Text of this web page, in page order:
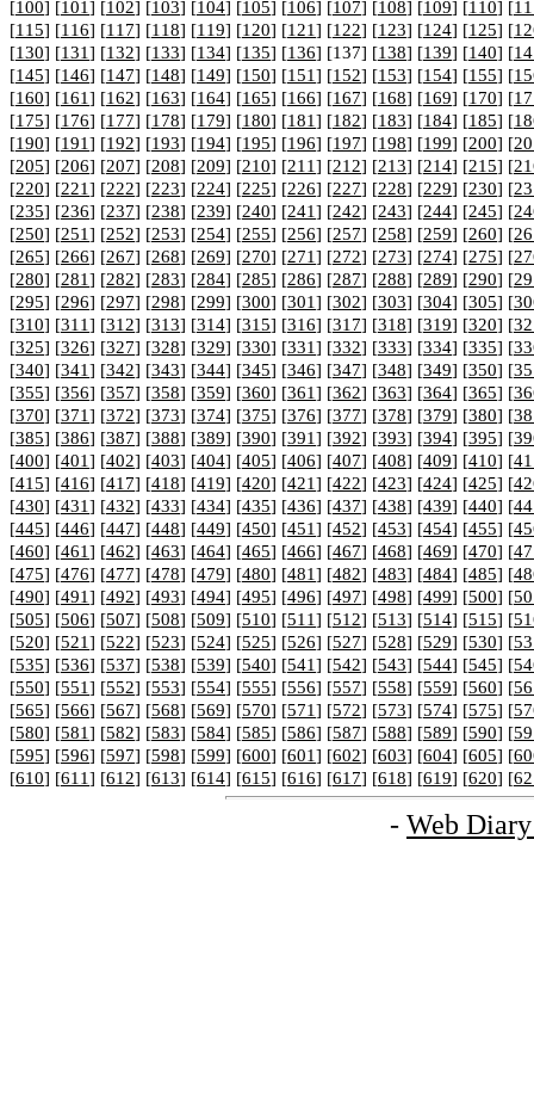
[100] [101] [102] [103] [104] [105] [106] [107] [108] [109] [110] [
[115] [116] [117] [118] [119] [120] [121] [122] [123] [124] [125] [
[130] [131] [132] [133] [134] [135] [136] [137] [138] [139] [140] [
[145] [146] [147] [148] [149] [150] [151] [152] [153] [154] [155] [
[160] [161] [162] [163] [164] [165] [166] [167] [168] [169] [170] [
[175] [176] [177] [178] [179] [180] [181] [182] [183] [184] [185] [
[190] [191] [192] [193] [194] [195] [196] [197] [198] [199] [200] [
[205] [206] [207] [208] [209] [210] [211] [212] [213] [214] [215] [
[220] [221] [222] [223] [224] [225] [226] [227] [228] [229] [230] [
[235] [236] [237] [238] [239] [240] [241] [242] [243] [244] [245] [
[250] [251] [252] [253] [254] [255] [256] [257] [258] [259] [260] [
[265] [266] [267] [268] [269] [270] [271] [272] [273] [274] [275] [
[280] [281] [282] [283] [284] [285] [286] [287] [288] [289] [290] [
[295] [296] [297] [298] [299] [300] [301] [302] [303] [304] [305] [
[310] [311] [312] [313] [314] [315] [316] [317] [318] [319] [320] [
[325] [326] [327] [328] [329] [330] [331] [332] [333] [334] [335] [
[340] [341] [342] [343] [344] [345] [346] [347] [348] [349] [350] [
[355] [356] [357] [358] [359] [360] [361] [362] [363] [364] [365] [
[370] [371] [372] [373] [374] [375] [376] [377] [378] [379] [380] [
[385] [386] [387] [388] [389] [390] [391] [392] [393] [394] [395] [
[400] [401] [402] [403] [404] [405] [406] [407] [408] [409] [410] [
[415] [416] [417] [418] [419] [420] [421] [422] [423] [424] [425] [
[430] [431] [432] [433] [434] [435] [436] [437] [438] [439] [440] [
[445] [446] [447] [448] [449] [450] [451] [452] [453] [454] [455] [
[460] [461] [462] [463] [464] [465] [466] [467] [468] [469] [470] [
[475] [476] [477] [478] [479] [480] [481] [482] [483] [484] [485] [
[490] [491] [492] [493] [494] [495] [496] [497] [498] [499] [500] [
[505] [506] [507] [508] [509] [510] [511] [512] [513] [514] [515] [
[520] [521] [522] [523] [524] [525] [526] [527] [528] [529] [530] [
[535] [536] [537] [538] [539] [540] [541] [542] [543] [544] [545] [
[550] [551] [552] [553] [554] [555] [556] [557] [558] [559] [560] [
[565] [566] [567] [568] [569] [570] [571] [572] [573] [574] [575] [
[580] [581] [582] [583] [584] [585] [586] [587] [588] [589] [590] [
[595] [596] [597] [598] [599] [600] [601] [602] [603] [604] [605] [
[610] [611] [612] [613] [614] [615] [616] [617] [618] [619] [620] [
- Web